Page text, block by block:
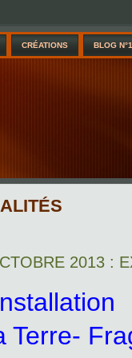
CRÉATIONS BLOG N°1
2013 :
Terre-